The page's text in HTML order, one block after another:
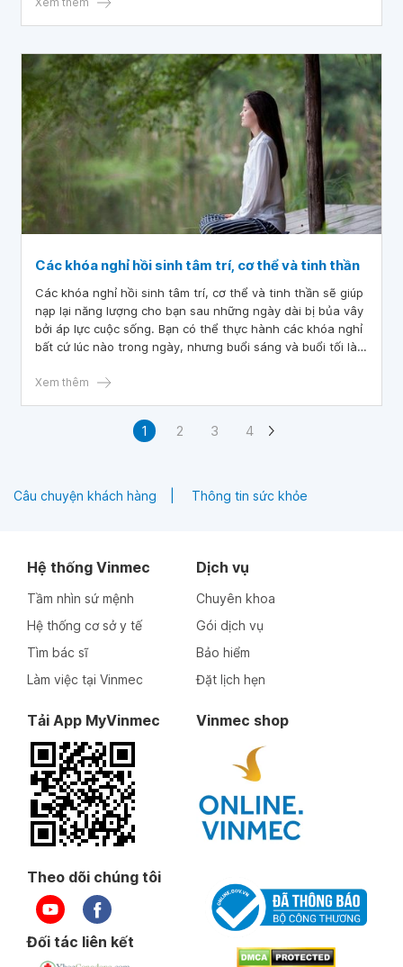
Các khóa nghỉ hồi sinh tâm trí, cơ thể và tinh thần
Các khóa nghỉ hồi sinh tâm trí, cơ thể và tinh thần sẽ giúp
nạp lại năng lượng cho bạn sau những ngày dài bị bủa vây
bởi áp lực cuộc sống. Bạn có thể thực hành các khóa nghỉ
bất cứ lúc nào trong ngày, nhưng buổi sáng và buổi tối là
nhất.
Xem thêm
1 2 3 4
Câu chuyện khách hàng Thông tin sức khỏe
Hệ thống Vinmec
Tầm nhìn sứ mệnh
Hệ thống cơ sở y tế
Tìm bác sĩ
Làm việc tại Vinmec
Dịch vụ
Chuyên khoa
Gói dịch vụ
Bảo hiểm
Đặt lịch hẹn
Tải App MyVinmec Vinmec shop
Theo dõi chúng tôi
Đối tác liên kết